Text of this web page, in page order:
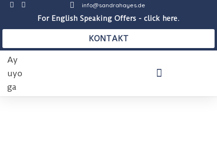
info@sandrahayes.de
For English Speaking Offers - click here.
KONTAKT